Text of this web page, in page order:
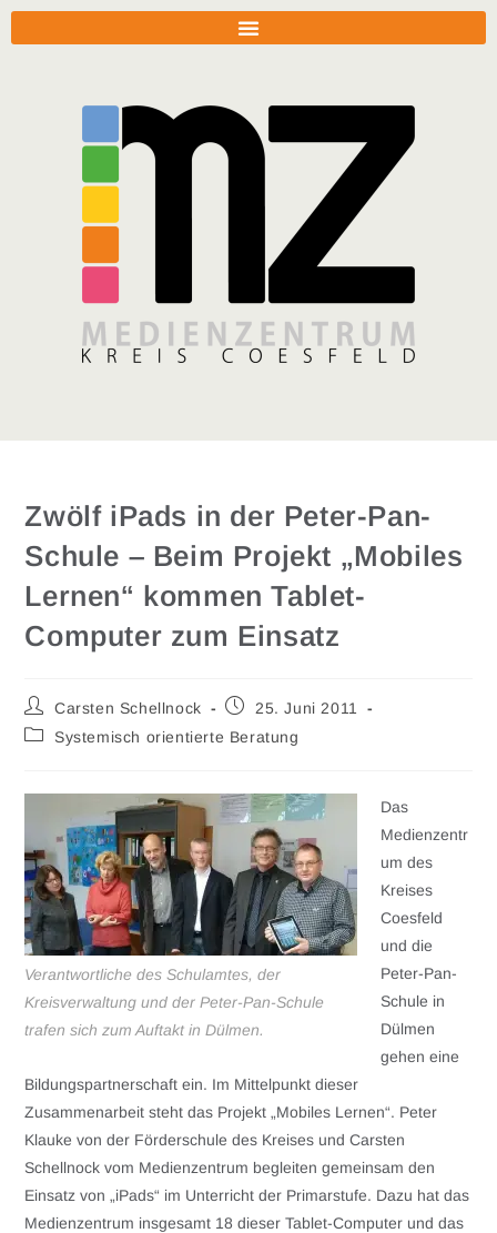
Zwölf iPads in der Peter-Pan-
Schule – Beim Projekt „Mobiles
Lernen“ kommen Tablet-
Computer zum Einsatz
Carsten Schellnock
25. Juni 2011
Systemisch orientierte Beratung
Verantwortliche des Schulamtes, der
Kreisverwaltung und der Peter-Pan-Schule
trafen sich zum Auftakt in Dülmen.
Das
Medienzentr
um des
Kreises
Coesfeld
und die
Peter-Pan-
Schule in
Dülmen
gehen eine
Bildungspartnerschaft ein. Im Mittelpunkt dieser
Zusammenarbeit steht das Projekt „Mobiles Lernen“. Peter
Klauke von der Förderschule des Kreises und Carsten
Schellnock vom Medienzentrum begleiten gemeinsam den
Einsatz von „iPads“ im Unterricht der Primarstufe. Dazu hat das
Medienzentrum insgesamt 18 dieser Tablet-Computer und das